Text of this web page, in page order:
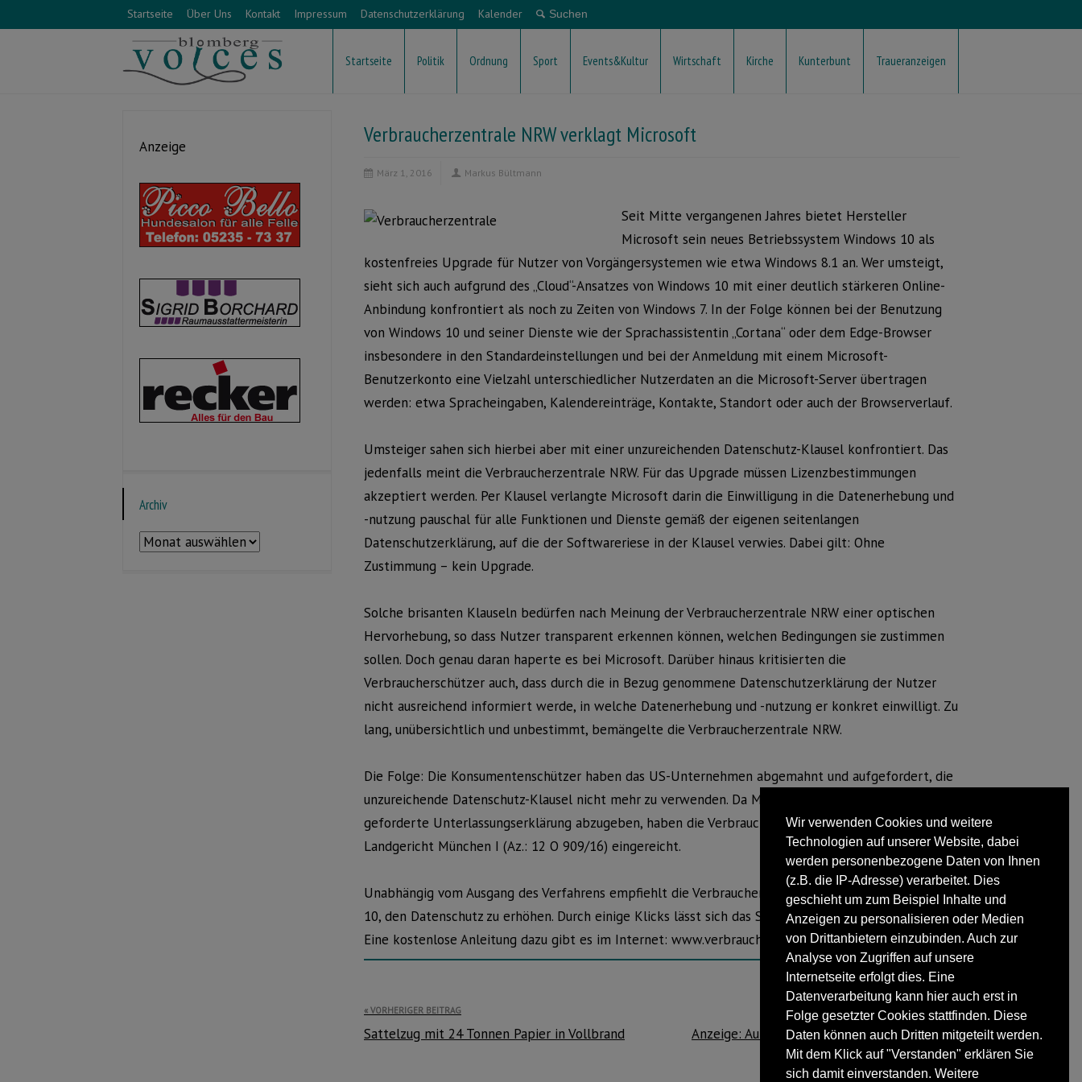
Wir verwenden Cookies und weitere
Technologien auf unserer Website, dabei
werden personenbezogene Daten von Ihnen
(z.B. die IP-Adresse) verarbeitet. Dies
geschieht um zum Beispiel Inhalte und
Anzeigen zu personalisieren oder Medien
von Drittanbietern einzubinden. Auch zur
Analyse von Zugriffen auf unsere
Internetseite erfolgt dies. Eine
Datenverarbeitung kann hier auch erst in
Folge gesetzter Cookies stattfinden. Diese
Daten können auch Dritten mitgeteilt werden.
Mit dem Klick auf "Verstanden" erklären Sie
sich damit einverstanden. Weitere
Startseite Über Uns Kontakt Impressum Datenschutzerklärung Kalender
Startseite Politik Ordnung Sport Events&Kultur Wirtschaft Kirche Kunterbunt Traueranzeigen
Verbraucherzentrale NRW verklagt Microsoft
März 1, 2016 Markus Bültmann
Seit Mitte vergangenen Jahres bietet Hersteller
Microsoft sein neues Betriebssystem Windows 10 als
kostenfreies Upgrade für Nutzer von Vorgängersystemen wie etwa Windows 8.1 an. Wer umsteigt,
sieht sich auch aufgrund des „Cloud“-Ansatzes von Windows 10 mit einer deutlich stärkeren Online-
Anbindung konfrontiert als noch zu Zeiten von Windows 7. In der Folge können bei der Benutzung
von Windows 10 und seiner Dienste wie der Sprachassistentin „Cortana“ oder dem Edge-Browser
insbesondere in den Standardeinstellungen und bei der Anmeldung mit einem Microsoft-
Benutzerkonto eine Vielzahl unterschiedlicher Nutzerdaten an die Microsoft-Server übertragen
werden: etwa Spracheingaben, Kalendereinträge, Kontakte, Standort oder auch der Browserverlauf.
Umsteiger sahen sich hierbei aber mit einer unzureichenden Datenschutz-Klausel konfrontiert. Das
jedenfalls meint die Verbraucherzentrale NRW. Für das Upgrade müssen Lizenzbestimmungen
akzeptiert werden. Per Klausel verlangte Microsoft darin die Einwilligung in die Datenerhebung und
-nutzung pauschal für alle Funktionen und Dienste gemäß der eigenen seitenlangen
Datenschutzerklärung, auf die der Softwareriese in der Klausel verwies. Dabei gilt: Ohne
Zustimmung – kein Upgrade.
Solche brisanten Klauseln bedürfen nach Meinung der Verbraucherzentrale NRW einer optischen
Hervorhebung, so dass Nutzer transparent erkennen können, welchen Bedingungen sie zustimmen
sollen. Doch genau daran haperte es bei Microsoft. Darüber hinaus kritisierten die
Verbraucherschützer auch, dass durch die in Bezug genommene Datenschutzerklärung der Nutzer
nicht ausreichend informiert werde, in welche Datenerhebung und -nutzung er konkret einwilligt. Zu
lang, unübersichtlich und unbestimmt, bemängelte die Verbraucherzentrale NRW.
Die Folge: Die Konsumentenschützer haben das US-Unternehmen abgemahnt und aufgefordert, die
unzureichende Datenschutz-Klausel nicht mehr zu verwenden. Da Microsoft sich weigerte, die
geforderte Unterlassungserklärung abzugeben, haben die Verbraucherschützer Klage vor dem
Landgericht München I (Az.: 12 O 909/16) eingereicht.
Unabhängig vom Ausgang des Verfahrens empfiehlt die Verbraucherzentrale Nutzern von Windows
10, den Datenschutz zu erhöhen. Durch einige Klicks lässt sich das Senden vieler Daten einschränken.
Eine kostenlose Anleitung dazu gibt es im Internet: www.verbraucherzentrale.nrw/windows10.
Beitragsnavigation
VORHERIGER BEITRAG
Sattelzug mit 24 Tonnen Papier in Vollbrand
NÄCHSTER BEITRAG
Anzeige: AutoZentrum Glowna wächst weiter.
Anzeige
Archiv
Archiv